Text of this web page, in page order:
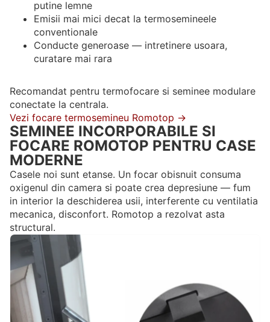
putine lemne
Emisii mai mici decat la termosemineele
conventionale
Conducte generoase — intretinere usoara,
curatare mai rara
Recomandat pentru termofocare si seminee modulare
conectate la centrala.
Vezi focare termosemineu Romotop →
SEMINEE INCORPORABILE SI
FOCARE ROMOTOP PENTRU CASE
MODERNE
Casele noi sunt etanse. Un focar obisnuit consuma
oxigenul din camera si poate crea depresiune — fum
in interior la deschiderea usii, interferente cu ventilatia
mecanica, disconfort. Romotop a rezolvat asta
structural.